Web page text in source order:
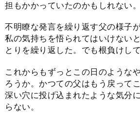
担もかかっていたのかもしれない。
不明瞭な発言を繰り返す父の様子
私の気持ちを悟られてはいけない
とりを繰り返した。でも根負けし
これからもずっとこの日のような
ろうか。かつての父はもう戻って
深い穴に投げ込まれたような気分
らない。